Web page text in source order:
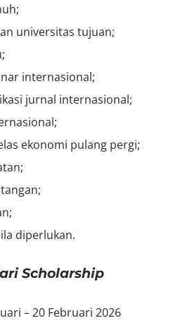
universitas tujuan;
internasional;
jurnal internasional;
ekonomi pulang pergi;
diperlukan.
Scholarship
– 20 Februari 2026